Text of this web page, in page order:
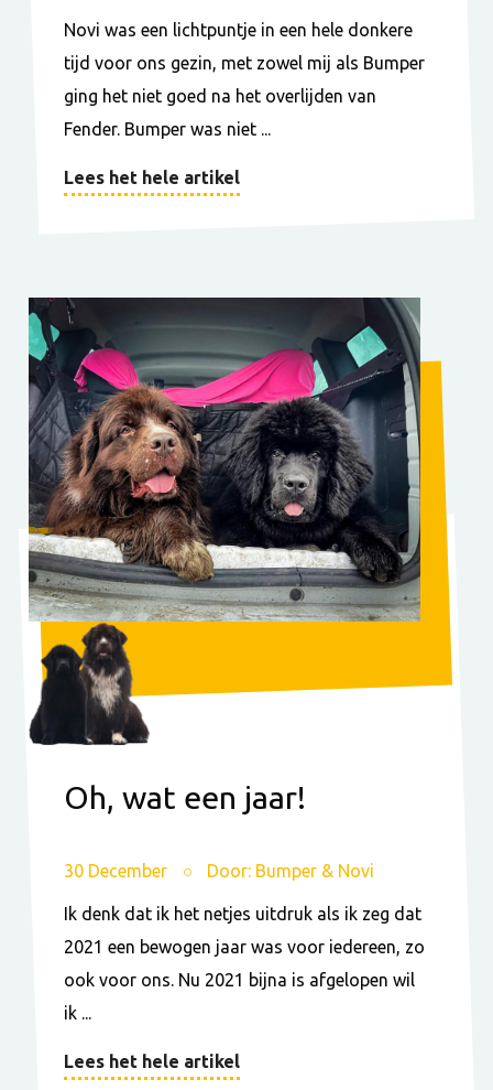
Novi was een lichtpuntje in een hele donkere
tijd voor ons gezin, met zowel mij als Bumper
ging het niet goed na het overlijden van
Fender. Bumper was niet ...
Lees het hele artikel
Oh, wat een jaar!
30 December Door: Bumper & Novi
Ik denk dat ik het netjes uitdruk als ik zeg dat
2021 een bewogen jaar was voor iedereen, zo
ook voor ons. Nu 2021 bijna is afgelopen wil
ik ...
Lees het hele artikel